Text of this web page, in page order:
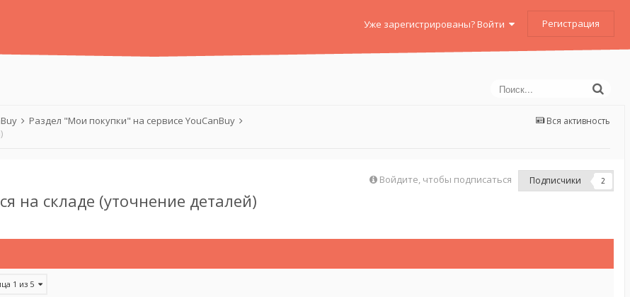
Уже зарегистрированы? Войти Регистрация
Вся активность
Раздел "Мои покупки" на сервисе YouCanBuy
Войдите, чтобы подписаться Подписчики 2
на складе (уточнение деталей)
1 из 5